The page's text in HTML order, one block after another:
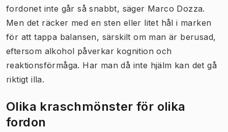
fordonet inte går så snabbt, säger Marco Dozza.
Men det räcker med en sten eller litet hål i marken
för att tappa balansen, särskilt om man är berusad,
eftersom alkohol påverkar kognition och
reaktionsförmåga. Har man då inte hjälm kan det gå
riktigt illa.
Olika kraschmönster för olika
fordon